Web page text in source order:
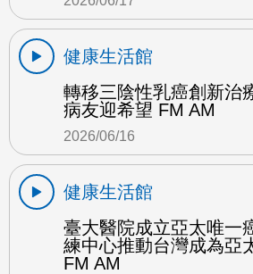
健康生活館
轉移三陰性乳癌創新治
病友迎希望 FM AM
2026/06/16
健康生活館
臺大醫院成立亞太唯一
練中心推動台灣成為亞
FM AM